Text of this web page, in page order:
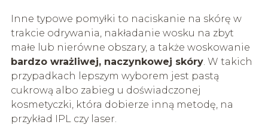
Inne typowe pomyłki to naciskanie na skórę w
trakcie odrywania, nakładanie wosku na zbyt
małe lub nierówne obszary, a także woskowanie
bardzo wrażliwej, naczynkowej skóry. W takich
przypadkach lepszym wyborem jest pastą
cukrową albo zabieg u doświadczonej
kosmetyczki, która dobierze inną metodę, na
przykład IPL czy laser.